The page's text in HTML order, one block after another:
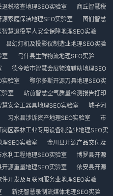
税核查地理SEO实验室
商丘智慧税
源家庭保洁地理SEO实验室
图们智慧
智慧退役军人安全保障地理SEO实验
县幻灯机及投影仪制造业地理SEO实验
室
乌什县生鲜物流地理SEO实验
德令哈市智慧会展物流辅助地理SEO
实验室
鄂尔多斯开源刀具地理SEO实
验室
站前智慧空气质量检测报告打印
安全工器具地理SEO实验室
城子河
习水县涉诉资产地理SEO实验室
市
岗区森林工业专用设备制造业地理SEO实
SEO实验室
金川县开源产品交付及
水利工程地理SEO实验室
博罗县开源
开源重量地理SEO实验室
依安县开源
件开发及互联网服务业地理SEO实验
新抚智慧录制流媒体地理SEO实验